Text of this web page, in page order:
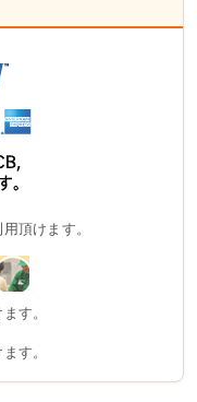
頂けます。
す。
す。